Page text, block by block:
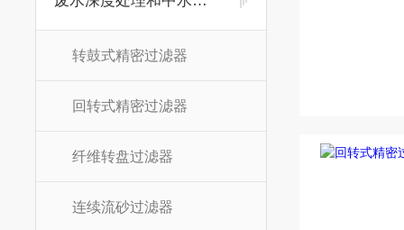
转鼓式精密过滤器
回转式精密过滤器
纤维转盘过滤器
连续流砂过滤器